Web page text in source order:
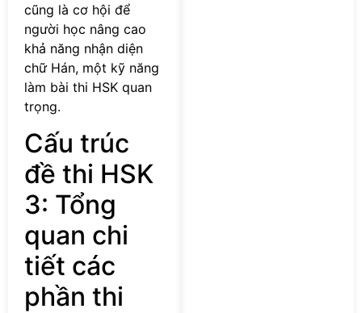
cũng là cơ hội để
người học nâng cao
khả năng nhận diện
chữ Hán, một kỹ năng
làm bài thi HSK quan
trọng.
Cấu trúc
đề thi HSK
3: Tổng
quan chi
tiết các
phần thi